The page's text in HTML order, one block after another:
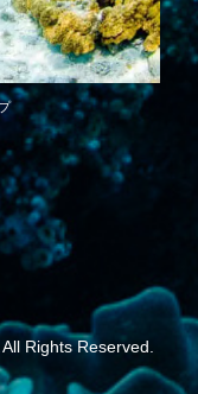
Rights Reserved.